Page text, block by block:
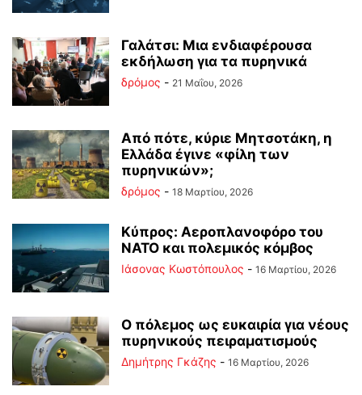
Γαλάτσι: Μια ενδιαφέρουσα
εκδήλωση για τα πυρηνικά
δρόμος - 21 Μαΐου, 2026
Από πότε, κύριε Μητσοτάκη, η
Ελλάδα έγινε «φίλη των
πυρηνικών»;
δρόμος - 18 Μαρτίου, 2026
Κύπρος: Αεροπλανοφόρο του
ΝΑΤΟ και πολεμικός κόμβος
Ιάσονας Κωστόπουλος - 16 Μαρτίου, 2026
Ο πόλεμος ως ευκαιρία για νέους
πυρηνικούς πειραματισμούς
Δημήτρης Γκάζης - 16 Μαρτίου, 2026